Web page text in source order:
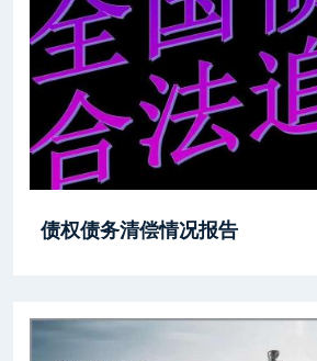
债权债务清偿情况报告